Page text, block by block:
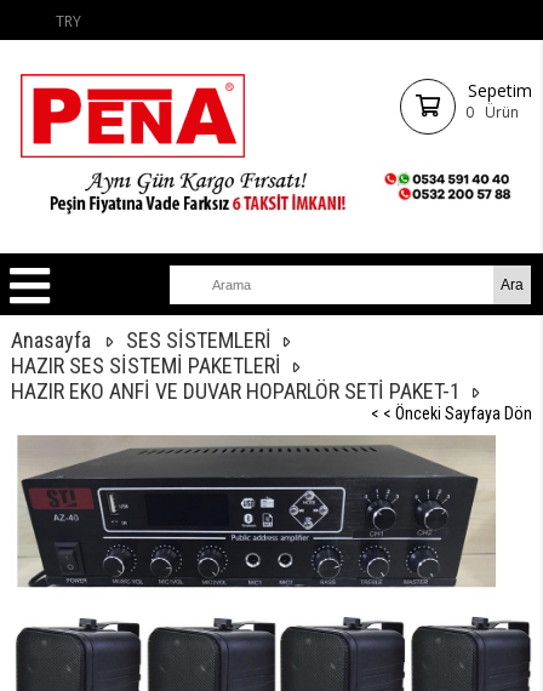
TRY
Sepetim
0 Ürün
Anasayfa
SES SİSTEMLERİ
HAZIR SES SİSTEMİ PAKETLERİ
HAZIR EKO ANFİ VE DUVAR HOPARLÖR SETİ PAKET-1
< < Önceki Sayfaya Dön